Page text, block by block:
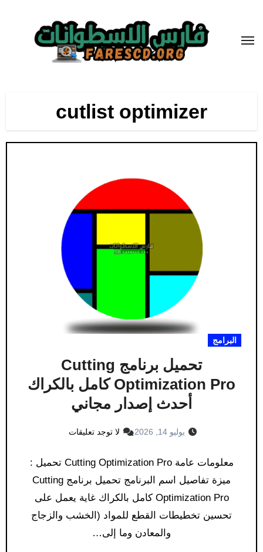
المحتوى
cutlist optimizer
البرامج
تحميل برنامج Cutting
Optimization Pro كامل بالكراك
أحدث إصدار مجاني
يوليو 14, 2026 لا توجد تعليقات
معلومات عامة Cutting Optimization Pro تحميل :
ميزة تفاصيل اسم البرنامج تحميل برنامج Cutting
Optimization Pro كامل بالكراك غاية يعمل على
تحسين تخطيطات القطع للمواد (الخشب والزجاج
والمعادن وما إلى…